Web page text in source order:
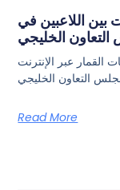
بين اللاعبين في
الخليجي
عبر الإنترنت
التعاون الخليجي
Read More